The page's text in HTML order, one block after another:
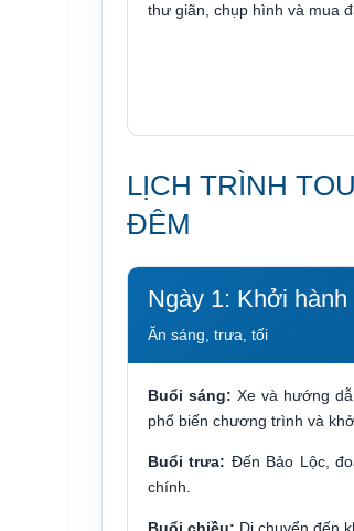
thư giãn, chụp hình và mua
LỊCH TRÌNH
ĐÊM
Ngày 1: Khởi
Ăn sáng, trưa, tối
Buổi sáng: Xe và hướng
phổ biến chương trình và
Buổi trưa: Đến Bảo Lộc,
chính.